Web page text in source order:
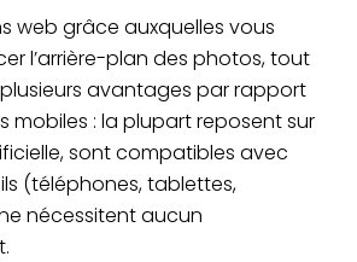
traitement par
lots
Web Oui
Suppression IA
du fond,
remplacement
image ou fond
web grâce auxquelles vous
l’arrière-plan des photos, tout
avantages par rapport
mobiles : la plupart reposent sur
sont compatibles avec
(téléphones, tablettes,
nécessitent aucun